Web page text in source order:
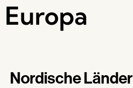
Europa
Nordische Länder